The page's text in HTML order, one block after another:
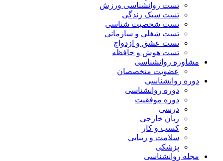
تست روانشناسی ورزش
تست سبک زندگی
تست شخصیت شناسی
تست شغلی و سازمانی
تست عشق و ازدواج
تست هوش و حافظه
مشاوره روانشناسی
عضویت متخصصان
دوره روانشناسی
دوره روانشناسی
دوره موفقیت
درسی
زبان خارجی
کسب و کار
سلامت و زیبایی
پزشکی
مجله روانشناسی